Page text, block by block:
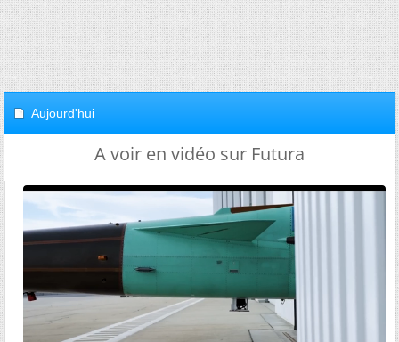
Aujourd'hui
A voir en vidéo sur Futura